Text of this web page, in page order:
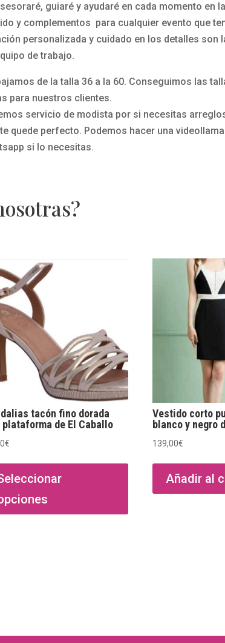
guiaré y ayudaré en cada momento en
y complementos para cualquier evento que
personalizada y cuidado en los detalles son
de trabajo.
de la talla 36 a la 60. Conseguimos las
para nuestros clientes.
servicio de modista por si necesitas
quede perfecto. Podemos hacer una
si lo necesitas.
tacón fino dorada
plataforma de El Caballo
€
Vestido corto
blanco y negro
139,00€
Añadir al